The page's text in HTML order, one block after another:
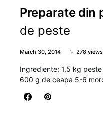
Preparate din
de peste
March 30, 2014 278 views
Ingrediente: 1,5 kg
600 g de ceapa 5-6